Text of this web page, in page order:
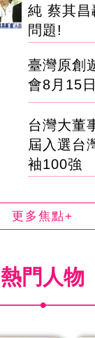
純 蔡其昌
問題!
臺灣原創
會8月15
台灣大董
屆入選台
袖100強
更多焦點+
熱門人物